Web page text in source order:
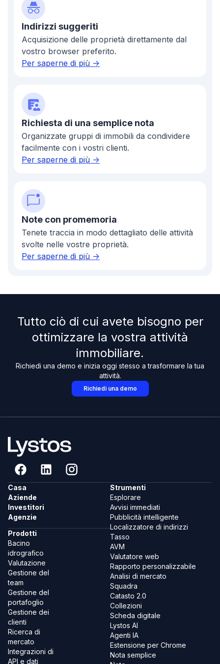
Indirizzi suggeriti
Acquisizione delle proprietà direttamente dal
vostro browser preferito.
Per saperne di più ->
Richiesta di una semplice nota
Organizzate gruppi di immobili da condividere
facilmente con i vostri clienti.
Per saperne di più ->
Note con promemoria
Tenete traccia in modo dettagliato delle attività
svolte nelle vostre proprietà.
Per saperne di più ->
Tutto ciò di cui avete bisogno per
ottimizzare la vostra attività
immobiliare.
Richiedi una demo e inizia oggi stesso a trasformare la tua
attività.
Richiedi una demo
Casa
Aziende
Investitori
Agenzie
Prodotti
Bacino
idrografico
Valutazione
Gestione del
team
Gestione del
portafoglio
Gestione dei
clienti
Ricerca di
mercato
Integrazioni di
API e dati
Strumenti
Esplorare
Avvisi immediati
Pubblicità intelligente
Localizzatore di indirizzi
Tasso
AVM
Valutatore web
Rapporto personalizzabile
Analisi di mercato
Squadra
Catasto 2.0
Collezioni
Scheda digitale
Lystos AI
Agenti IA
Estensione per Chrome
Nota semplice